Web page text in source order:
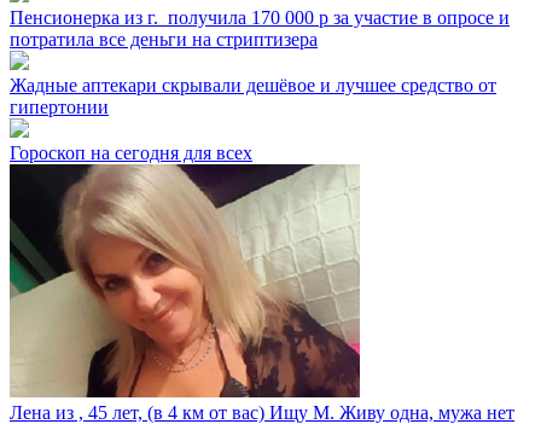
Пенсионерка из г. ⁣ получила 170 000 р за участие в опросе и
потратила все деньги на стриптизера
Жадные аптекари скрывали дешёвое и лучшее средство от
гипертонии
Гороскоп на сегодня для всех
Лена из ⁣, 45 лет, (в 4 км от вас) Ищу М. Живу одна, мужа нет